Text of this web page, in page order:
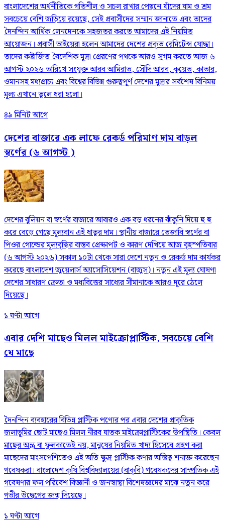
বাংলাদেশের অর্থনীতিকে গতিশীল ও সচল রাখার পেছনে যাঁদের ঘাম ও শ্রম
সবচেয়ে বেশি জড়িয়ে রয়েছে, সেই প্রবাসীদের সম্মান জানাতে এবং তাদের
দৈনন্দিন আর্থিক লেনদেনকে সহজতর করতে আমাদের এই নিয়মিত
আয়োজন। প্রবাসী ভাইয়েরা হলেন আমাদের দেশের প্রকৃত রেমিটেন্স যোদ্ধা।
তাদের কষ্টার্জিত বৈদেশিক মুদ্রা প্রেরণের পথকে আরও সুগম করতে আজ ৬
আগস্ট ২০২৬ তারিখে সংযুক্ত আরব আমিরাত, সৌদি আরব, কুয়েত, কাতার,
ওমানসহ মধ্যপ্রাচ্য এবং বিশ্বের বিভিন্ন গুরুত্বপূর্ণ দেশের মুদ্রার সর্বশেষ বিনিময়
মূল্য এখানে তুলে ধরা হলো।
৪৯ মিনিট আগে
দেশের বাজারে এক লাফে রেকর্ড পরিমাণ দাম বাড়ল
স্বর্ণের (৬ আগস্ট )
দেশের বুলিয়ন বা স্বর্ণের বাজারে আবারও এক বড় ধরনের ঝাঁকুনি দিয়ে হু হু
করে বেড়ে গেছে মূল্যবান এই ধাতুর দাম। স্থানীয় বাজারে তেজাবি স্বর্ণের বা
পিওর গোল্ডের মূল্যবৃদ্ধির বাস্তব প্রেক্ষাপট ও কারণ দেখিয়ে আজ বৃহস্পতিবার
(৬ আগস্ট ২০২৬) সকাল ১০টা থেকে সারা দেশে নতুন ও রেকর্ড দাম কার্যকর
করেছে বাংলাদেশ জুয়েলার্স অ্যাসোসিয়েশন (বাজুস)। নতুন এই মূল্য ঘোষণা
দেশের সাধারণ ক্রেতা ও মধ্যবিত্তের সাধ্যের সীমানাকে আরও দূরে ঠেলে
দিয়েছে।
১ ঘণ্টা আগে
এবার দেশি মাছেও মিলল মাইক্রোপ্লাস্টিক, সবচেয়ে বেশি
যে মাছে
দৈনন্দিন ব্যবহারের বিভিন্ন প্লাস্টিক পণ্যের পর এবার দেশের প্রাকৃতিক
জলাভূমির ছোট মাছেও মিলল নীরব ঘাতক মাইক্রোপ্লাস্টিকের উপস্থিতি। কেবল
মাছের অন্ত্র বা ফুলকাতেই নয়, মানুষের নিয়মিত খাদ্য হিসেবে গ্রহণ করা
মাছেদের মাংসপেশিতেও এই অতি ক্ষুদ্র প্লাস্টিক কণার অস্তিত্ব শনাক্ত করেছেন
গবেষকরা। বাংলাদেশ কৃষি বিশ্ববিদ্যালয়ের (বাকৃবি) গবেষকদের সাম্প্রতিক এই
গবেষণার ফল পরিবেশ বিজ্ঞানী ও জনস্বাস্থ্য বিশেষজ্ঞদের মাঝে নতুন করে
গভীর উদ্বেগের জন্ম দিয়েছে।
১ ঘণ্টা আগে